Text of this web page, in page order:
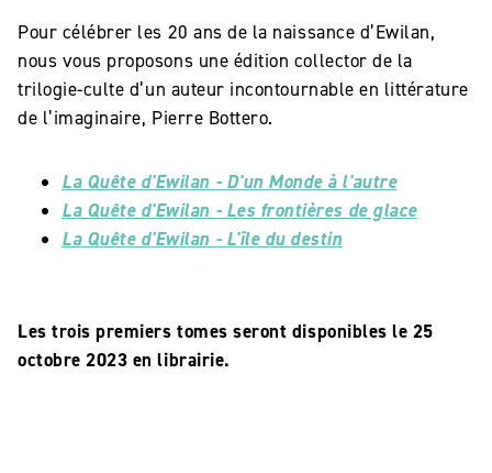
Pour célébrer les 20 ans de la naissance d’Ewilan,
nous vous proposons une édition collector de la
trilogie-culte d’un auteur incontournable en littérature
de l’imaginaire, Pierre Bottero.
La Quête d'Ewilan - D'un Monde à l'autre
La Quête d'Ewilan - Les frontières de glace
La Quête d'Ewilan - L'île du destin
Les trois premiers tomes seront disponibles le 25
octobre 2023 en librairie.